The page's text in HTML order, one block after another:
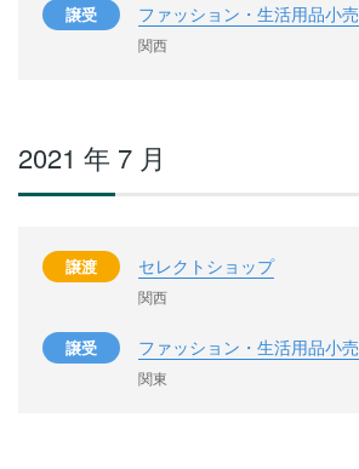
譲受 ファッション・生活用品小売
関西
2021 年 7 月
譲渡 セレクトショップ
関西
譲受 ファッション・生活用品小売
関東